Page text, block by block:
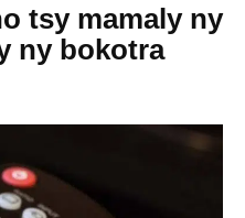
tsy mamaly ny
ny bokotra